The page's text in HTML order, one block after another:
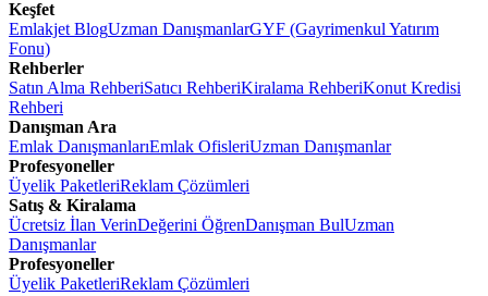
Keşfet
Emlakjet BlogUzman DanışmanlarGYF (Gayrimenkul Yatırım
Fonu)
Rehberler
Satın Alma RehberiSatıcı RehberiKiralama RehberiKonut Kredisi
Rehberi
Danışman Ara
Emlak DanışmanlarıEmlak OfisleriUzman Danışmanlar
Profesyoneller
Üyelik PaketleriReklam Çözümleri
Satış & Kiralama
Ücretsiz İlan VerinDeğerini ÖğrenDanışman BulUzman
Danışmanlar
Profesyoneller
Üyelik PaketleriReklam Çözümleri